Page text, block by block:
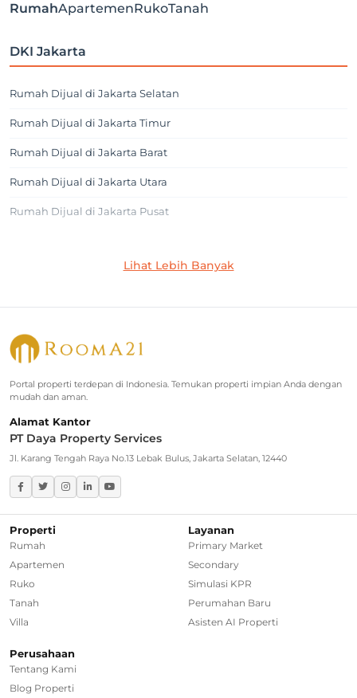
RumahApartemenRukoTanah
DKI Jakarta
Rumah Dijual di Jakarta Selatan
Rumah Dijual di Jakarta Timur
Rumah Dijual di Jakarta Barat
Rumah Dijual di Jakarta Utara
Rumah Dijual di Jakarta Pusat
Rumah Dijual di Jagakarsa
Rumah Dijual di Kebayoran Baru
Greater Jakarta
Rumah Dijual di Bekasi
Rumah Dijual di Bogor
Rumah Dijual di Depok
Regional Agencies
Bandung
Lihat Lebih Banyak
Portal properti terdepan di Indonesia. Temukan properti impian Anda dengan
mudah dan aman.
Alamat Kantor
PT Daya Property Services
Jl. Karang Tengah Raya No.13 Lebak Bulus, Jakarta Selatan, 12440
Properti
Rumah
Apartemen
Ruko
Tanah
Villa
Layanan
Primary Market
Secondary
Simulasi KPR
Perumahan Baru
Asisten AI Properti
Perusahaan
Tentang Kami
Blog Properti